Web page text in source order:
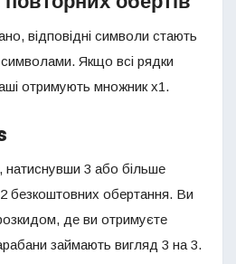
відповідні символи стають
Якщо всі рядки
отримують множник х1.
натиснувши 3 або більше
безкоштовних обертання. Ви
де ви отримуєте
займають вигляд 3 на 3.